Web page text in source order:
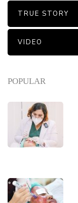
POPULAR
TRUE STORY
VIDEO